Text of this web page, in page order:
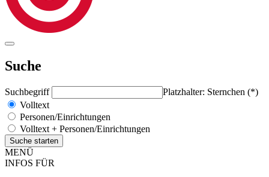
Suche
Suchbegriff
Platzhalter: Sternchen (*)
Volltext
Personen/Einrichtungen
Volltext + Personen/Einrichtungen
MENÜ
INFOS FÜR